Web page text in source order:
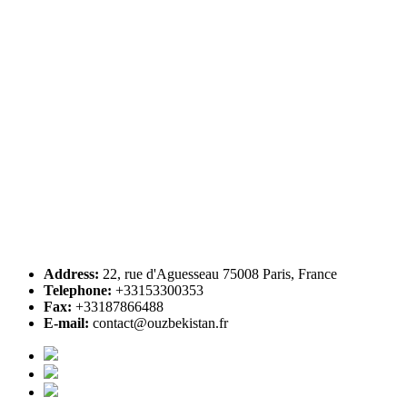
Address: 22, rue d'Aguesseau 75008 Paris, France
Telephone: +33153300353
Fax: +33187866488
E-mail: contact@ouzbekistan.fr